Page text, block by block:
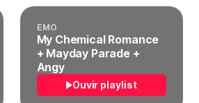
EMO
My Chemical Romance
+ Mayday Parade +
Angy
Ouvir playlist